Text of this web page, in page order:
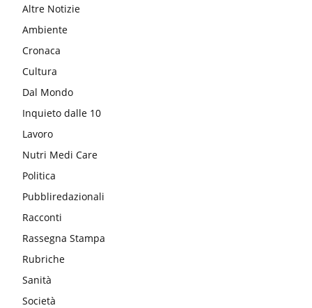
Altre Notizie
Ambiente
Cronaca
Cultura
Dal Mondo
Inquieto dalle 10
Lavoro
Nutri Medi Care
Politica
Pubbliredazionali
Racconti
Rassegna Stampa
Rubriche
Sanità
Società